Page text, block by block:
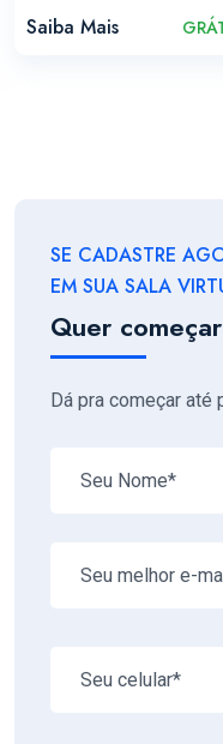
Saiba Mais
SE CADASTRE
EM SUA SALA
Quer
Dá pra começar até